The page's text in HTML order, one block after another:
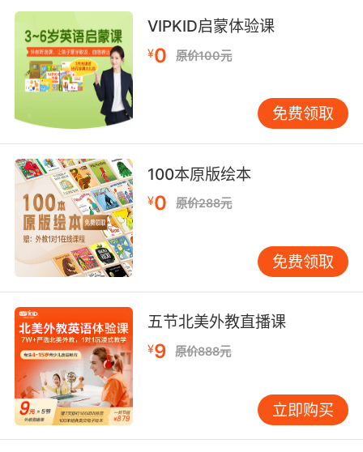
京大学宠物护理研究证实，明确的空间指示词能
降低64%的沟通误解，VIPKID学员通过虚拟街景
模拟训练，方向指令准确率达91%。
三、跨文化护理认知差异
中外宠物护理观念存在显著差异：欧美侧重"off-
leash freedom（无绳自由）"训练，而亚洲更强
学会2023年报告指出，英语描述中需区
分"enclosed park（封闭公园）"与"residential
area（居民区）"的不同规则，避免文化误判。
异常处理需结合文化语境：西方常用"veterinary
appointment（预约兽医）"解决持续问题，而东
方可能优先"herbal remedies（草药疗法）"。
VIPKID文化对比课程显示，学习者通过模拟中外
养宠对话，跨文化理解度提升40%，并能准确使
用"cultural pet-care practices（文化护宠习
俗）"等专业表述。
四、教学场景的创新应用
VIPKID沉浸式课程设计"Walk & Talk"模块，通过
VIPKID启蒙体验课
¥0 原价100元
免费领取
100本原版绘本
¥0 原价288元
免费领取
五节北美外教直播课
¥9 原价888元
立即购买